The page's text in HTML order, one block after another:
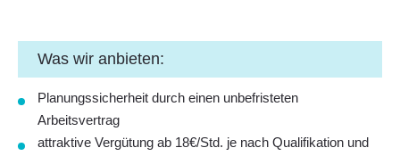
Was wir anbieten:
Planungssicherheit durch einen unbefristeten
Arbeitsvertrag
attraktive Vergütung ab 18€/Std. je nach Qualifikation und